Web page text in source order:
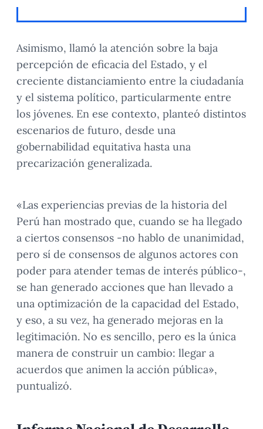
Asimismo, llamó la atención sobre la baja
percepción de eficacia del Estado, y el
creciente distanciamiento entre la ciudadanía
y el sistema político, particularmente entre
los jóvenes. En ese contexto, planteó distintos
escenarios de futuro, desde una
gobernabilidad equitativa hasta una
precarización generalizada.
«Las experiencias previas de la historia del
Perú han mostrado que, cuando se ha llegado
a ciertos consensos -no hablo de unanimidad,
pero sí de consensos de algunos actores con
poder para atender temas de interés público-,
se han generado acciones que han llevado a
una optimización de la capacidad del Estado,
y eso, a su vez, ha generado mejoras en la
legitimación. No es sencillo, pero es la única
manera de construir un cambio: llegar a
acuerdos que animen la acción pública»,
puntualizó.